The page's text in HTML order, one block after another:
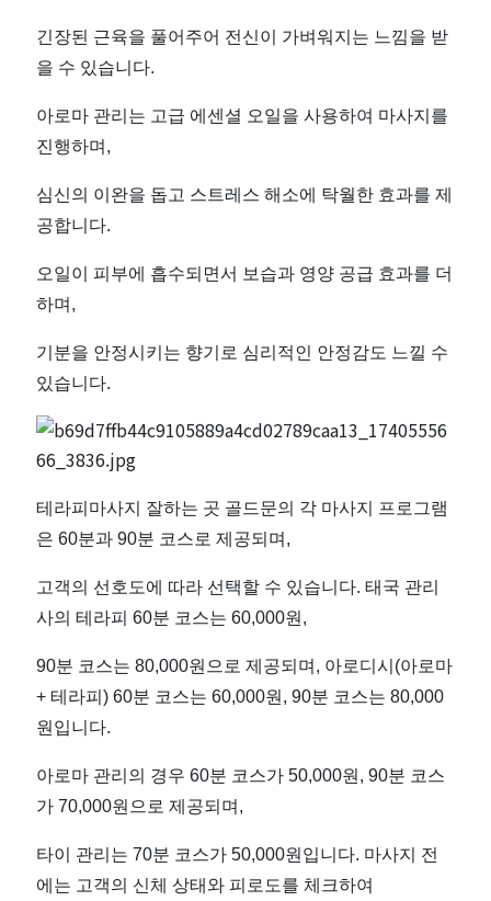
긴장된 근육을 풀어주어 전신이 가벼워지는 느낌을 받
을 수 있습니다.
아로마 관리는 고급 에센셜 오일을 사용하여 마사지를
진행하며,
심신의 이완을 돕고 스트레스 해소에 탁월한 효과를 제
공합니다.
오일이 피부에 흡수되면서 보습과 영양 공급 효과를 더
하며,
기분을 안정시키는 향기로 심리적인 안정감도 느낄 수
있습니다.
테라피마사지 잘하는 곳 골드문의 각 마사지 프로그램
은 60분과 90분 코스로 제공되며,
고객의 선호도에 따라 선택할 수 있습니다. 태국 관리
사의 테라피 60분 코스는 60,000원,
90분 코스는 80,000원으로 제공되며, 아로디시(아로마
+ 테라피) 60분 코스는 60,000원, 90분 코스는 80,000
원입니다.
아로마 관리의 경우 60분 코스가 50,000원, 90분 코스
가 70,000원으로 제공되며,
타이 관리는 70분 코스가 50,000원입니다. 마사지 전
에는 고객의 신체 상태와 피로도를 체크하여